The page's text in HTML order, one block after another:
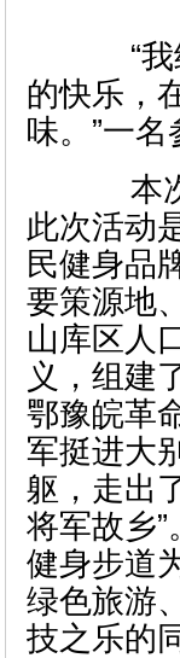
“我经
的快乐，
味。”一名
本次
此次活动
民健身品
要策源地
山库区人
义，组建
鄂豫皖革
军挺进大
躯，走出
将军故乡
健身步道
绿色旅游
技之乐的